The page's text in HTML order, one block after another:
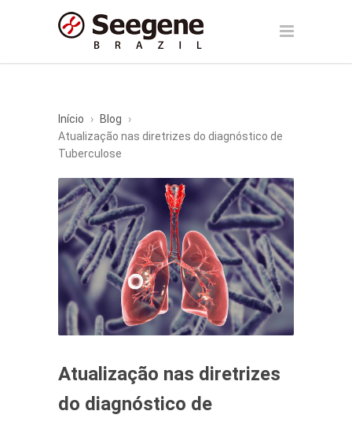
Início › Blog
›
Atualização nas diretrizes do diagnóstico de
Tuberculose
Atualização nas diretrizes
do diagnóstico de